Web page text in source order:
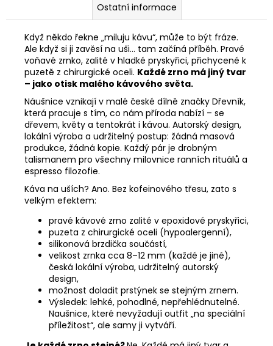
Ostatní informace
Když někdo řekne „miluju kávu“, může to být fráze.
Ale když si ji zavěsí na uši… tam začíná příběh. Pravé
voňavé zrnko, zalité v hladké pryskyřici, přichycené k
puzetě z chirurgické oceli. Každé zrno má jiný tvar
– jako otisk malého kávového světa.
Náušnice vznikají v malé české dílně značky Dřevník,
která pracuje s tím, co nám příroda nabízí – se
dřevem, květy a tentokrát i kávou. Autorský design,
lokální výroba a udržitelný postup: žádná masová
produkce, žádná kopie. Každý pár je drobným
talismanem pro všechny milovnice ranních rituálů a
espresso filozofie.
Káva na uších? Ano. Bez kofeinového třesu, zato s
velkým efektem:
pravé kávové zrno zalité v epoxidové pryskyřici,
puzeta z chirurgické oceli (hypoalergenní),
silikonová brzdička součástí,
velikost zrnka cca 8–12 mm (každé je jiné),
česká lokální výroba, udržitelný autorský
design,
možnost doladit prstýnek se stejným zrnem.
Výsledek: lehké, pohodlné, nepřehlédnutelné.
Naušnice, které nevyžadují outfit „na speciální
příležitost“, ale samy ji vytváří.